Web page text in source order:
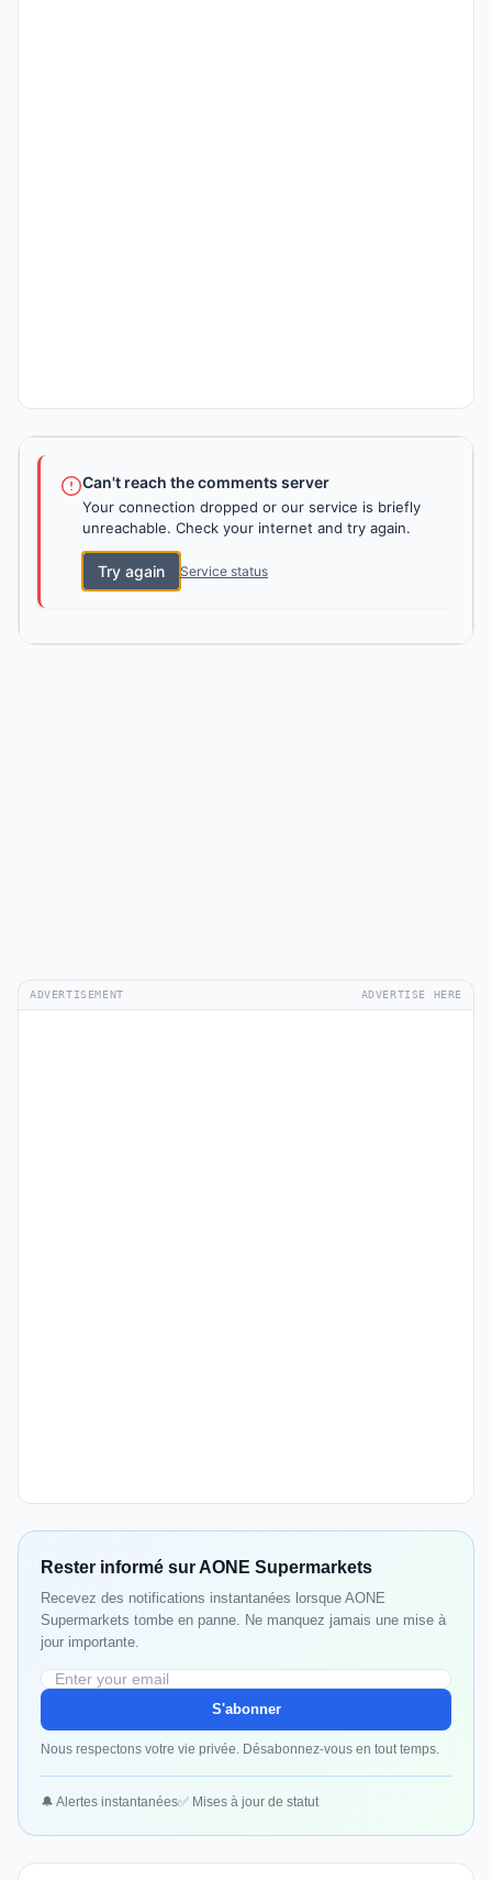
Can't reach the comments server
Your connection dropped or our service is briefly
unreachable. Check your internet and try again.
Try again Service status
ADVERTISEMENT ADVERTISE HERE
Rester informé sur AONE Supermarkets
Recevez des notifications instantanées lorsque AONE
Supermarkets tombe en panne. Ne manquez jamais une mise à
jour importante.
S'abonner
Nous respectons votre vie privée. Désabonnez-vous en tout temps.
🔔 Alertes instantanées✅ Mises à jour de statut